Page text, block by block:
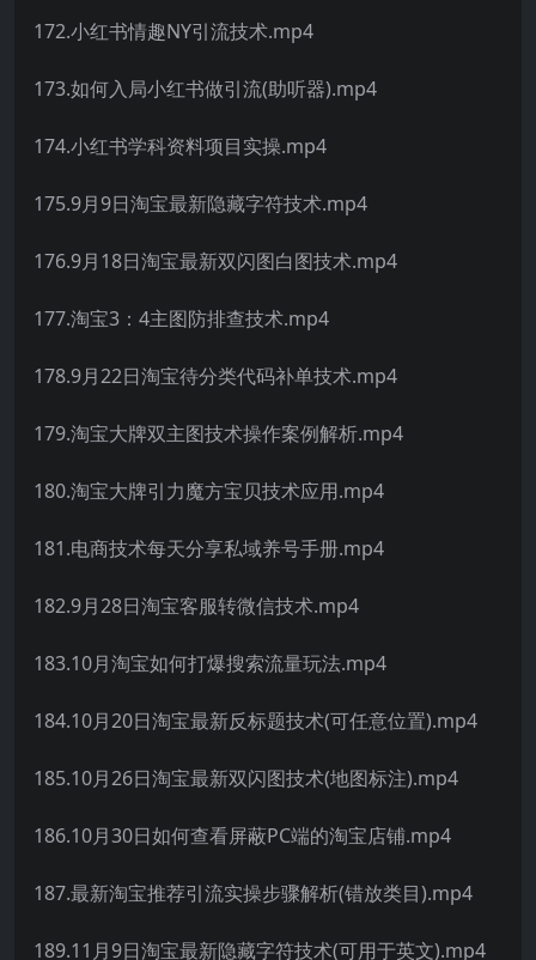
172.小红书情趣NY引流技术.mp4
173.如何入局小红书做引流(助听器).mp4
174.小红书学科资料项目实操.mp4
175.9月9日淘宝最新隐藏字符技术.mp4
176.9月18日淘宝最新双闪图白图技术.mp4
177.淘宝3：4主图防排查技术.mp4
178.9月22日淘宝待分类代码补单技术.mp4
179.淘宝大牌双主图技术操作案例解析.mp4
180.淘宝大牌引力魔方宝贝技术应用.mp4
181.电商技术每天分享私域养号手册.mp4
182.9月28日淘宝客服转微信技术.mp4
183.10月淘宝如何打爆搜索流量玩法.mp4
184.10月20日淘宝最新反标题技术(可任意位置).mp4
185.10月26日淘宝最新双闪图技术(地图标注).mp4
186.10月30日如何查看屏蔽PC端的淘宝店铺.mp4
187.最新淘宝推荐引流实操步骤解析(错放类目).mp4
189.11月9日淘宝最新隐藏字符技术(可用于英文).mp4